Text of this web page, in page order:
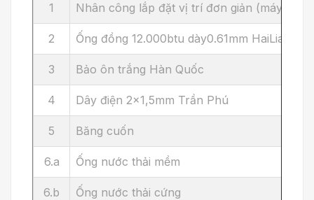
1 Nhân công lắp đặt vị trí đơn giản (máy mới )
2 Ống đồng 12.000btu dày0.61mm HaiLiang
3 Bảo ôn trắng Hàn Quốc
4 Dây điện 2x1,5mm Trần Phú
5 Băng cuốn
6.a Ống nước thải mềm
6.b Ống nước thải cứng